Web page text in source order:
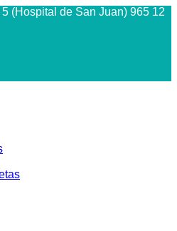
(Hospital de San Juan) 965 12